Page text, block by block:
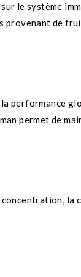
le système
provenant de
performance
permet de